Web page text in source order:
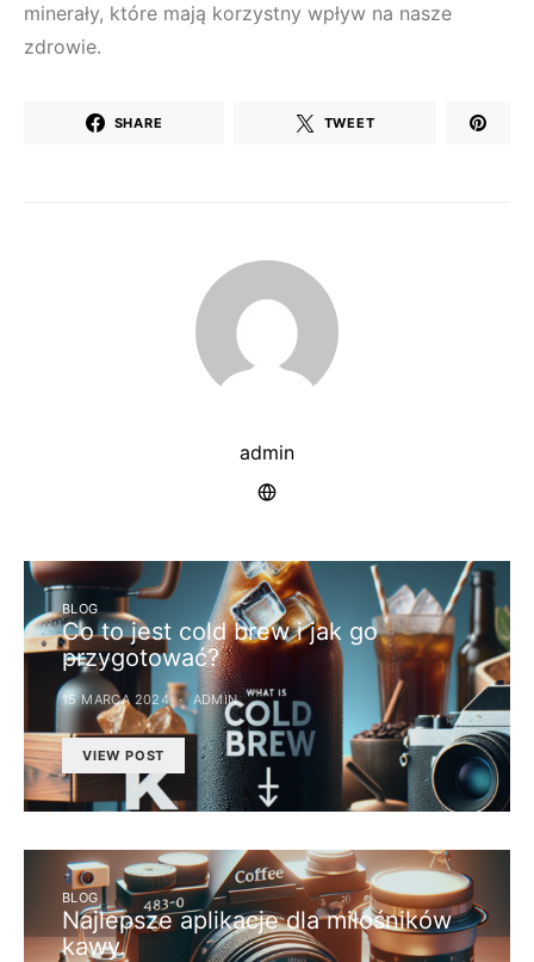
minerały, które mają korzystny wpływ na nasze
zdrowie.
SHARE TWEET
admin
BLOG
Co to jest cold brew i jak go
przygotować?
15 MARCA 2024 ADMIN
VIEW POST
BLOG
Najlepsze aplikacje dla miłośników
kawy.